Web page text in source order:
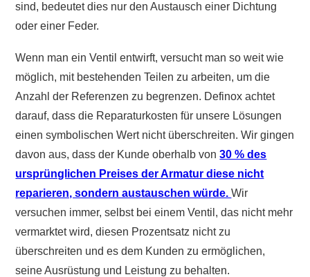
sind, bedeutet dies nur den Austausch einer Dichtung
oder einer Feder.
Wenn man ein Ventil entwirft, versucht man so weit wie
möglich, mit bestehenden Teilen zu arbeiten, um die
Anzahl der Referenzen zu begrenzen. Definox achtet
darauf, dass die Reparaturkosten für unsere Lösungen
einen symbolischen Wert nicht überschreiten. Wir gingen
davon aus, dass der Kunde oberhalb von30 % des
ursprünglichen Preises der Armatur diese nicht
reparieren, sondern austauschen würde.Wir
versuchen immer, selbst bei einem Ventil, das nicht mehr
vermarktet wird, diesen Prozentsatz nicht zu
überschreiten und es dem Kunden zu ermöglichen,
seine Ausrüstung und Leistung zu behalten.